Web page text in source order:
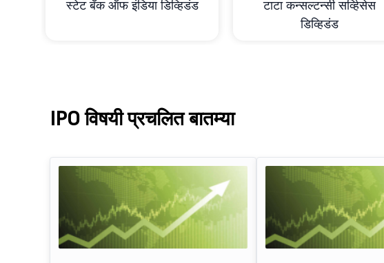
स्टेट बँक ऑफ इंडिया डिव्हिडंड
टाटा कन्सल्टन्सी सर्व्हिसेस
डिव्हिडंड
IPO विषयी प्रचलित बातम्या